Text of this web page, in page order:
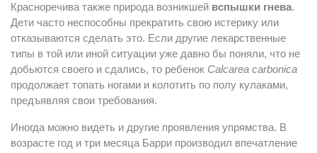
Красноречива также природа возникшей вспышки гнева.
Дети часто неспособны прекратить свою истерику или
отказываются сделать это. Если другие лекарственные
типы в той или иной ситуации уже давно бы поняли, что не
добьются своего и сдались, то ребенок Calcarea carbonica
продолжает топать ногами и колотить по полу кулаками,
предъявляя свои требования.
Иногда можно видеть и другие проявления упрямства. В
возрасте год и три месяца Барри производил впечатление